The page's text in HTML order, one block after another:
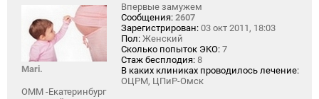
Mari.
Впервые замужем
Сообщения: 2607
Зарегистрирован: 03 окт 2011, 18:03
Пол: Женский
Сколько попыток ЭКО: 7
Стаж бесплодия: 8
В каких клиниках проводилось лечение:
ОЦРМ, ЦПиР-Омск
ОММ -Екатеринбург